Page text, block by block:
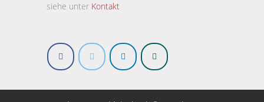
siehe unter Kontakt